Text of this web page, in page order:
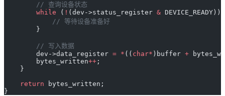
        // 查询设备状态
        while
( ! (dev->status_register &
            // 等待设备准备好
        }
        // 写入数据
        dev->data_register
= * (( char* )buffer +
        bytes_written
++ ;
    }
    return
bytes_written;
}